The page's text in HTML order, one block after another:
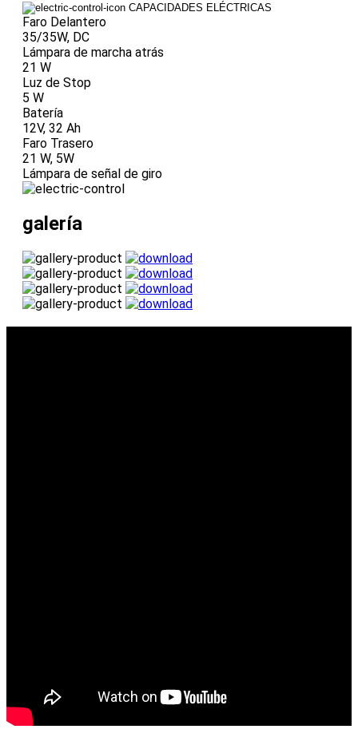
CAPACIDADES ELÉCTRICAS
Faro Delantero
35/35W, DC
Lámpara de marcha atrás
21 W
Luz de Stop
5 W
Batería
12V, 32 Ah
Faro Trasero
21 W, 5W
Lámpara de señal de giro
galería